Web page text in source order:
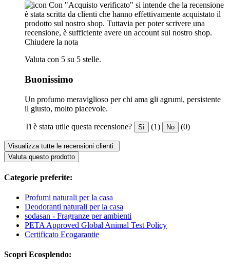
Con "Acquisto verificato" si intende che la recensione
è stata scritta da clienti che hanno effettivamente acquistato il
prodotto sul nostro shop. Tuttavia per poter scrivere una
recensione, è sufficiente avere un account sul nostro shop.
Chiudere la nota
Valuta con 5 su 5 stelle.
Buonissimo
Un profumo meraviglioso per chi ama gli agrumi, persistente
il giusto, molto piacevole.
Ti è stata utile questa recensione? Sì (1) No (0)
Visualizza tutte le recensioni clienti.
Valuta questo prodotto
Categorie preferite:
Profumi naturali per la casa
Deodoranti naturali per la casa
sodasan - Fragranze per ambienti
PETA Approved Global Animal Test Policy
Certificato Ecogarantie
Scopri Ecosplendo: